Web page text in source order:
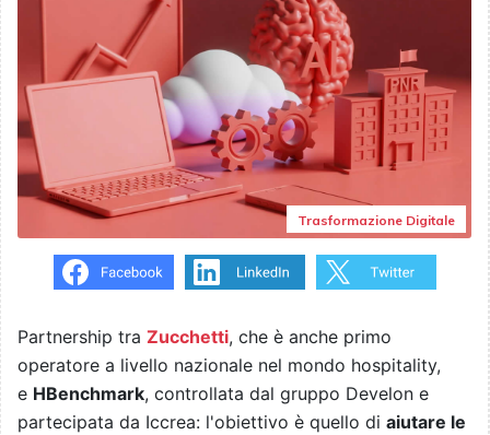
Trasformazione Digitale
Partnership tra Zucchetti, che è anche primo
operatore a livello nazionale nel mondo hospitality,
e HBenchmark, controllata dal gruppo Develon e
partecipata da Iccrea: l'obiettivo è quello di aiutare le